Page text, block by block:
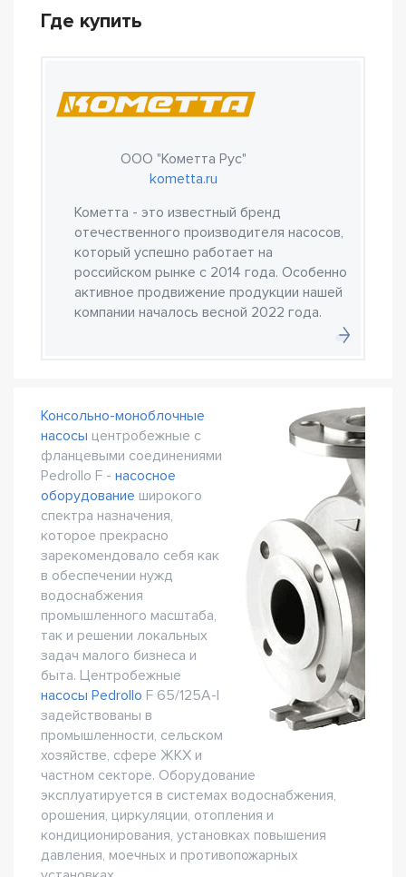
Где купить
ООО "Кометта Рус"
kometta.ru
Кометта - это известный бренд
отечественного производителя насосов,
который успешно работает на
российском рынке с 2014 года. Особенно
активное продвижение продукции нашей
компании началось весной 2022 года.
Консольно-моноблочные
насосы центробежные с
фланцевыми соединениями
Pedrollo F - насосное
оборудование широкого
спектра назначения,
которое прекрасно
зарекомендовало себя как
в обеспечении нужд
водоснабжения
промышленного масштаба,
так и решении локальных
задач малого бизнеса и
быта. Центробежные
насосы Pedrollo F 65/125A-I
задействованы в
промышленности, сельском
хозяйстве, сфере ЖКХ и
частном секторе. Оборудование
эксплуатируется в системах водоснабжения,
орошения, циркуляции, отопления и
кондиционирования, установках повышения
давления, моечных и противопожарных